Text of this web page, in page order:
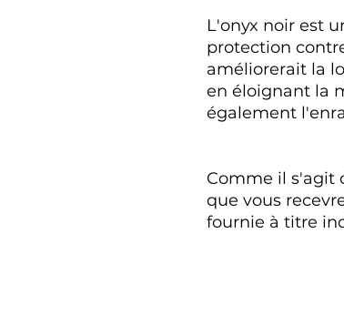
L'onyx noir est
protection
améliorerait la
en éloignant la
également
Comme il s'agit
que vous
fournie à titre